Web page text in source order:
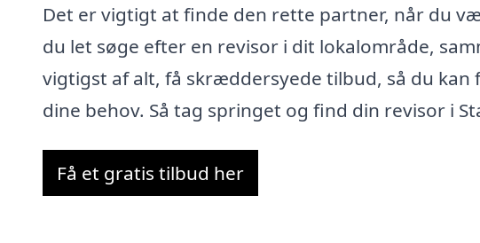
Det er vigtigt at finde den rette partner, når du
du let søge efter en revisor i dit lokalområde,
vigtigst af alt, få skræddersyede tilbud, så du
dine behov. Så tag springet og find din revisor i
Få et gratis tilbud her